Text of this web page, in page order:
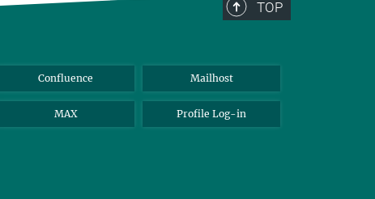
TOP
Confluence Mailhost
MAX Profile Log-in